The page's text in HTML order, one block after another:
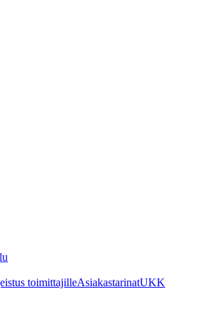
toimittajilleAsiakastarinatUKK